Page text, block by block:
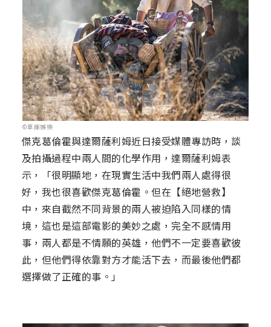
©車庫娛樂
傑克葛倫霍與達爾薩利姆近日接受媒體專訪時，談
及拍攝過程中兩人間的化學作用，達爾薩利姆表
示，「很明顯地，在現實生活中我們兩人處得很
好，我也很喜歡傑克葛倫霍。但在【絕地營救】
中，來自截然不同背景的兩人被迫陷入同樣的情
境，這也是這部電影的美妙之處，完全不感情用
事，兩人都是不情願的英雄，他們不一定要喜歡彼
此，但他們得依靠對方才能活下去，而最後他們都
選擇做了正確的事。」